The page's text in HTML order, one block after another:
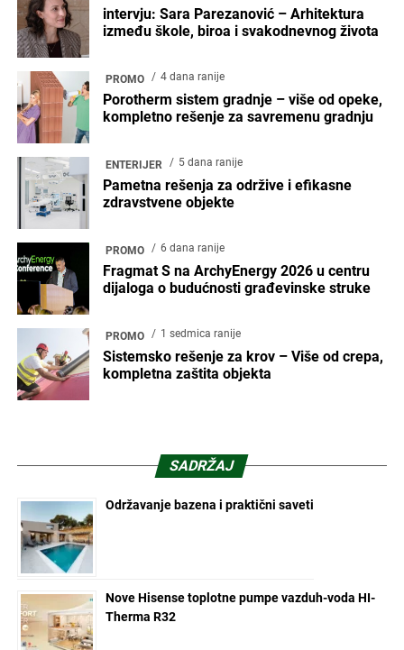
intervju: Sara Parezanović – Arhitektura
između škole, biroa i svakodnevnog života
PROMO 4 dana ranije
Porotherm sistem gradnje – više od opeke,
kompletno rešenje za savremenu gradnju
ENTERIJER 5 dana ranije
Pametna rešenja za održive i efikasne
zdravstvene objekte
PROMO 6 dana ranije
Fragmat S na ArchyEnergy 2026 u centru
dijaloga o budućnosti građevinske struke
PROMO 1 sedmica ranije
Sistemsko rešenje za krov – Više od crepa,
kompletna zaštita objekta
SADRŽAJ
Održavanje bazena i praktični saveti
Nove Hisense toplotne pumpe vazduh-voda HI-
Therma R32